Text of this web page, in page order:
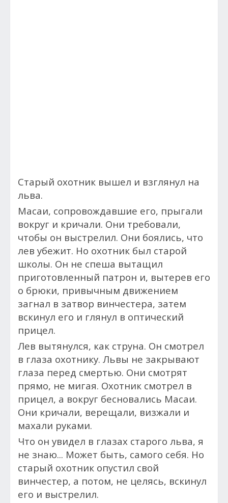
Старый охотник вышел и взглянул на
льва.
Масаи, сопровождавшие его, прыгали
вокруг и кричали. Они требовали,
чтобы он выстрелил. Они боялись, что
лев убежит. Но охотник был старой
школы. Он не спеша вытащил
приготовленный патрон и, вытерев его
о брюки, привычным движением
загнал в затвор винчестера, затем
вскинул его и глянул в оптический
прицел.
Лев вытянулся, как струна. Он смотрел
в глаза охотнику. Львы не закрывают
глаза перед смертью. Они смотрят
прямо, не мигая. Охотник смотрел в
прицел, а вокруг бесновались Масаи.
Они кричали, верещали, визжали и
махали руками.
Что он увидел в глазах старого льва, я
не знаю... Может быть, самого себя. Но
старый охотник опустил свой
винчестер, а потом, не целясь, вскинул
его и выстрелил.